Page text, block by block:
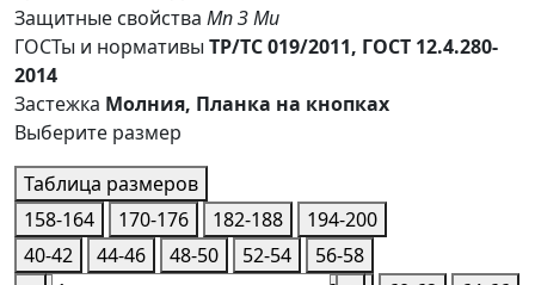
Защитные свойства МпЗМи
ГОСТы и нормативы ТР/ТС 019/2011, ГОСТ 12.4.280-
2014
Застежка Молния, Планка на кнопках
Выберите размер
Таблица размеров
158-164
170-176 182-188
194-200
40-42
44-46 48-50 52-54
56-58